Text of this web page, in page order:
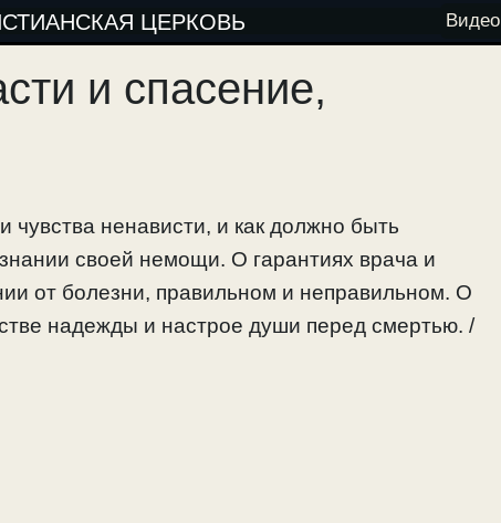
ЦЕРКОВЬ Видео
и спасение,
чувства ненависти, и как должно быть
своей немощи. О гарантиях врача и
от болезни, правильном и неправильном. О
надежды и настрое души перед смертью. /